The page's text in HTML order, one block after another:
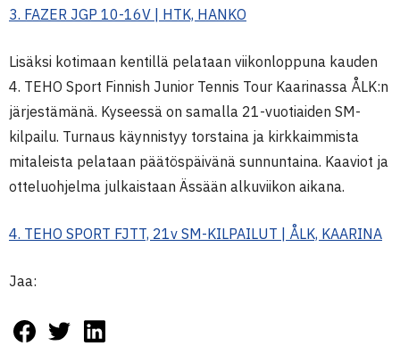
3. FAZER JGP 10-16V | HTK, HANKO
Lisäksi kotimaan kentillä pelataan viikonloppuna kauden
4. TEHO Sport Finnish Junior Tennis Tour Kaarinassa ÅLK:n
järjestämänä. Kyseessä on samalla 21-vuotiaiden SM-
kilpailu. Turnaus käynnistyy torstaina ja kirkkaimmista
mitaleista pelataan päätöspäivänä sunnuntaina. Kaaviot ja
otteluohjelma julkaistaan Ässään alkuviikon aikana.
4. TEHO SPORT FJTT, 21v SM-KILPAILUT | ÅLK, KAARINA
Jaa: